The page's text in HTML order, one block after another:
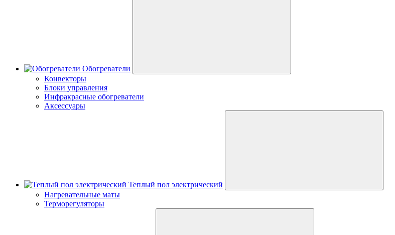
Обогреватели
Конвекторы
Блоки управления
Инфракрасные обогреватели
Аксессуары
Теплый пол электрический
Нагревательные маты
Терморегуляторы